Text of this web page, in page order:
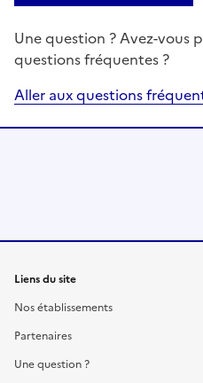
Une question ? Avez-vous
questions fréquentes ?
Aller aux questions
Liens du site
Nos établissements
Partenaires
Une question ?